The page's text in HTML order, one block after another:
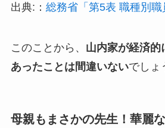
出典:： 総務省「第5表 職種別職
このことから、 山内家が経済的
あったことは間違いないでしょ
母親もまさかの先生！華麗